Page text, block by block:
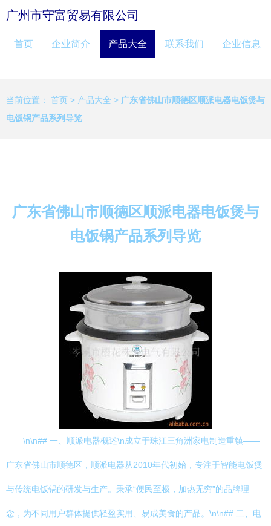
广州市守富贸易有限公司
首页 企业简介 产品大全 联系我们 企业信息
当前位置： 首页 > 产品大全 > 广东省佛山市顺德区顺派电器电饭煲与
电饭锅产品系列导览
广东省佛山市顺德区顺派电器电饭煲与
电饭锅产品系列导览
\n\n## 一、顺派电器概述\n成立于珠江三角洲家电制造重镇——
广东省佛山市顺德区，顺派电器从2010年代初始，专注于智能电饭煲
与传统电饭锅的研发与生产。秉承“便民至极，加热无穷”的品牌理
念，为不同用户群体提供轻盈实用、易成美食的产品。\n\n## 二、电